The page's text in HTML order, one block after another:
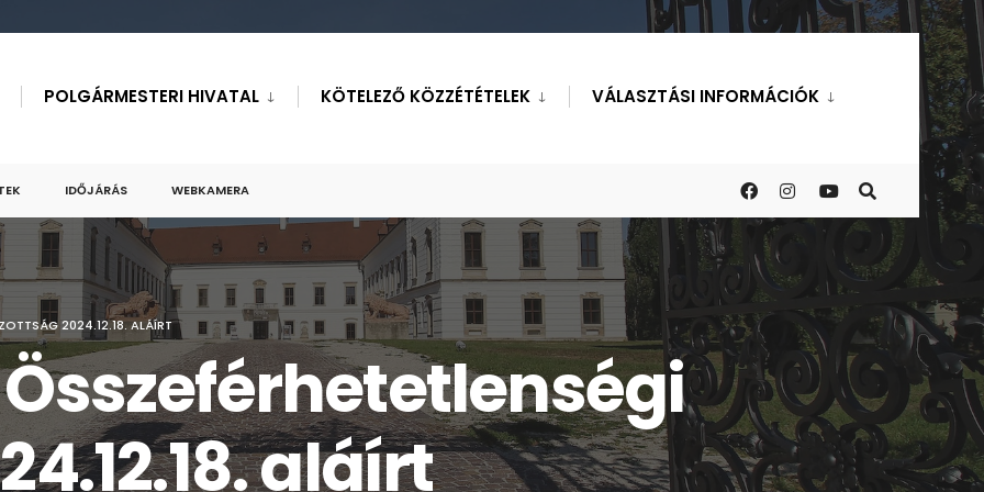
POLGÁRMESTERI HIVATAL KÖTELEZŐ KÖZZÉTÉTELEK VÁLASZTÁSI INFORMÁCIÓK
IDŐJÁRÁS WEBKAMERA
2024.12.18. ALÁÍRT
aláírt